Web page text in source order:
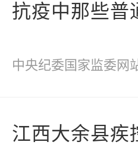
抗疫中那些普
中央纪委国家监委网
江西大余县